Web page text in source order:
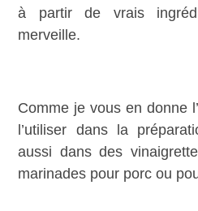
à partir de vrais
merveille.
Comme je vous en donne
l’utiliser dans la
aussi dans des
marinades pour porc ou